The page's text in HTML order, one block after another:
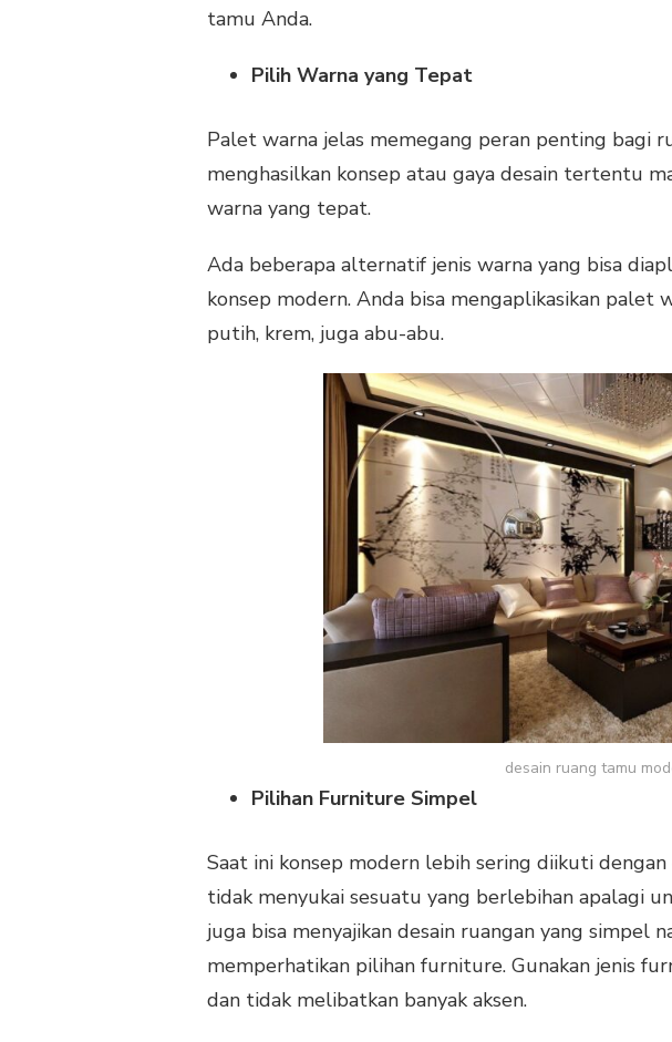
tamu Anda.
Pilih Warna yang Tepat
Palet warna jelas memegang peran penting bagi
menghasilkan konsep atau gaya desain tertentu
warna yang tepat.
Ada beberapa alternatif jenis warna yang bisa
konsep modern. Anda bisa mengaplikasikan palet
putih, krem, juga abu-abu.
desain ruang tamu
Pilihan Furniture Simpel
Saat ini konsep modern lebih sering diikuti
tidak menyukai sesuatu yang berlebihan apalagi
juga bisa menyajikan desain ruangan yang simpel
memperhatikan pilihan furniture. Gunakan jenis
dan tidak melibatkan banyak aksen.